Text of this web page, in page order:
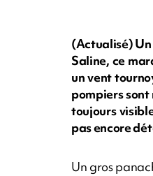
(Actualisé) Un
Saline, ce
un vent
pompiers
toujours
pas encore
Un gros